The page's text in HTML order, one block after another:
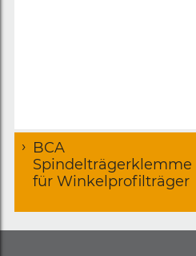
BCA
Spindelträgerklemme
für Winkelprofilträger